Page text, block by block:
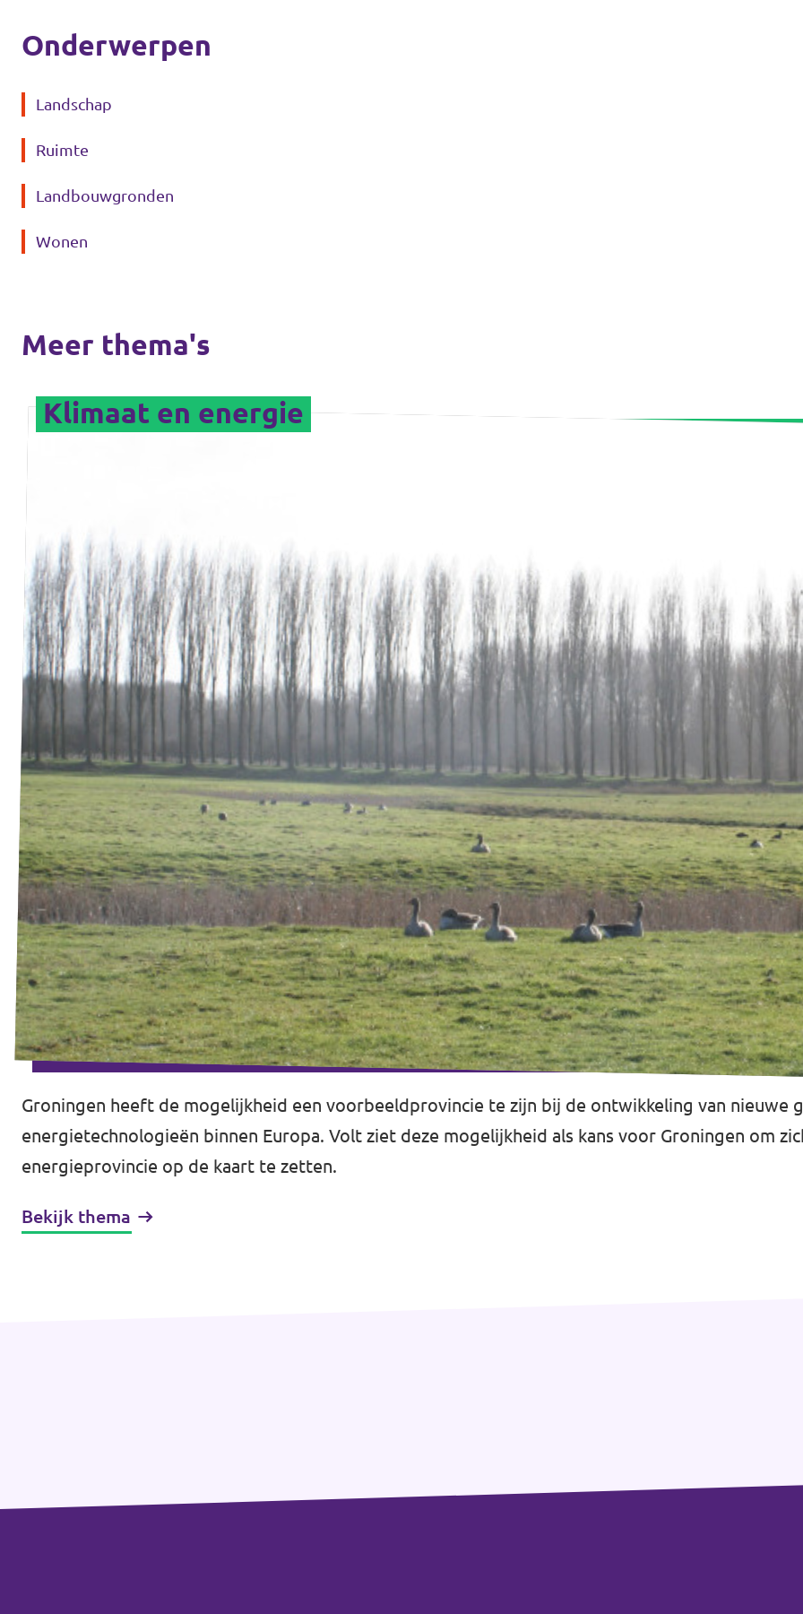
Onderwerpen
Landschap
Ruimte
Landbouwgronden
Wonen
Meer thema's
Klimaat en energie
Groningen heeft de mogelijkheid een voorbeeldprovincie te zijn bij de ontwikkeling van nieuwe
energietechnologieën binnen Europa. Volt ziet deze mogelijkheid als kans voor Groningen om
energieprovincie op de kaart te zetten.
Bekijk thema